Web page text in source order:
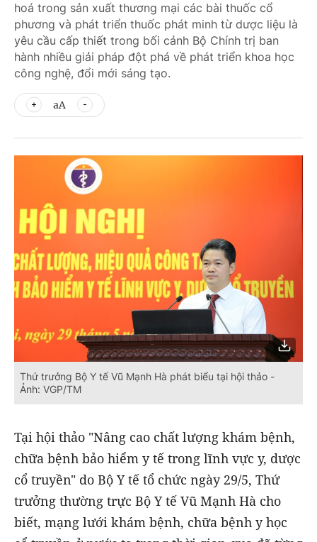
hoá trong sản xuất thương mại các bài thuốc cổ
phương và phát triển thuốc phát minh từ dược liệu là
yêu cầu cấp thiết trong bối cảnh Bộ Chính trị ban
hành nhiều giải pháp đột phá về phát triển khoa học
công nghệ, đổi mới sáng tạo.
aA
Thứ trưởng Bộ Y tế Vũ Mạnh Hà phát biểu tại hội thảo -
Ảnh: VGP/TM
Tại hội thảo "Nâng cao chất lượng khám bệnh,
chữa bệnh bảo hiểm y tế trong lĩnh vực y, dược
cổ truyền" do Bộ Y tế tổ chức ngày 29/5, Thứ
trưởng thường trực Bộ Y tế Vũ Mạnh Hà cho
biết, mạng lưới khám bệnh, chữa bệnh y học